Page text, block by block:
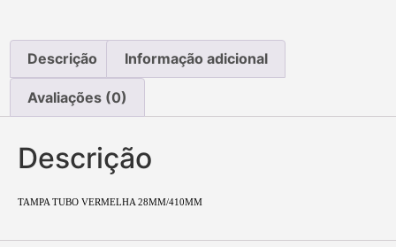
Descrição Informação adicional
Avaliações (0)
Descrição
TAMPA TUBO VERMELHA 28MM/410MM